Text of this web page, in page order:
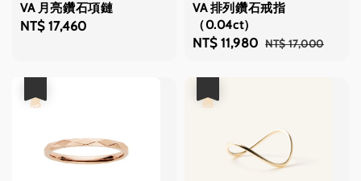
VA 月亮鑽石項鏈
Regular
NT$ 17,460
VA 排列鑽石戒指
（0.04ct）
Sale
NT$ 11,980 Regular
NT$ 17,000